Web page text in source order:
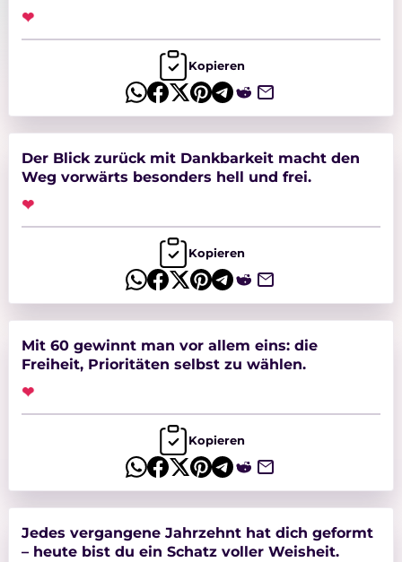
❤
Kopieren
Der Blick zurück mit Dankbarkeit macht den
Weg vorwärts besonders hell und frei.
❤
Kopieren
Mit 60 gewinnt man vor allem eins: die
Freiheit, Prioritäten selbst zu wählen.
❤
Kopieren
Jedes vergangene Jahrzehnt hat dich geformt
– heute bist du ein Schatz voller Weisheit.